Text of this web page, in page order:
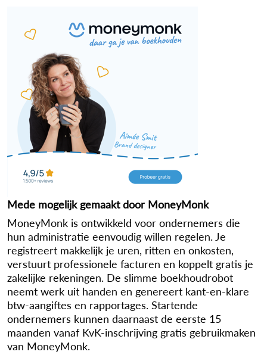
Mede mogelijk gemaakt door MoneyMonk
MoneyMonk is ontwikkeld voor ondernemers die
hun administratie eenvoudig willen regelen. Je
registreert makkelijk je uren, ritten en onkosten,
verstuurt professionele facturen en koppelt gratis je
zakelijke rekeningen. De slimme boekhoudrobot
neemt werk uit handen en genereert kant-en-klare
btw-aangiftes en rapportages. Startende
ondernemers kunnen daarnaast de eerste 15
maanden vanaf KvK-inschrijving gratis gebruikmaken
van MoneyMonk.